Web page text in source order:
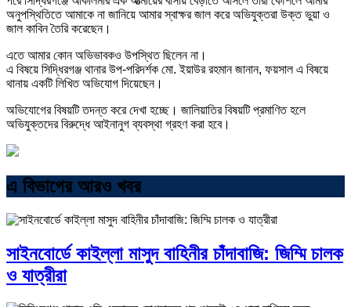
অনুপস্থিতিতে আমাকে না জানিয়ে আমার স্বাক্ষর জাল করে অভিযুক্তরা উক্ত ভুয়া ও
জাল কাবিন তৈরি করেছেন।
এতে আমার কোন অভিভাবকও উপস্থিত ছিলেন না।
এ বিষয়ে সিদ্ধিরগঞ্জ থানার উপ-পরিদর্শক মো. ইয়াউর রহমান জানান, ফয়সাল এ বিষয়ে
থানায় একটি লিখিত অভিযোগ দিয়েছেন।
অভিযোগের বিষয়টি তদন্ত করে দেখা হচ্ছে। জালিয়াতির বিষয়টি প্রমাণিত হলে
অভিযুক্তদের বিরুদ্ধে আইনানুগ ব্যবস্থা গ্রহণ করা হবে।
এ বিভাগের আরও খবর
সাইনবোর্ডে কাইল্লা মাসুদ বাহিনীর চাঁদাবাজি: জিম্মি চালক
ও যাত্রীরা